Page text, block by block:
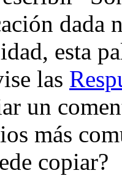
dada
esta
las
un
más
copiar?